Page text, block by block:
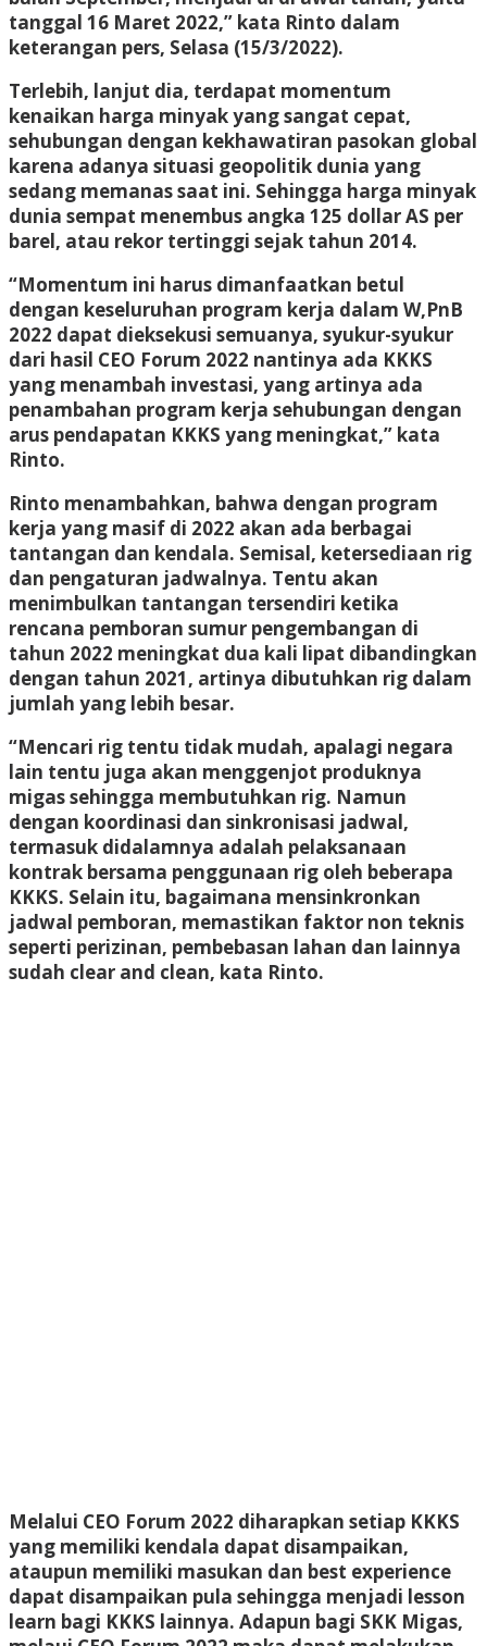
tanggal 16 Maret 2022,” kata Rinto dalam
keterangan pers, Selasa (15/3/2022).
Terlebih, lanjut dia, terdapat momentum
kenaikan harga minyak yang sangat cepat,
sehubungan dengan kekhawatiran pasokan global
karena adanya situasi geopolitik dunia yang
sedang memanas saat ini. Sehingga harga minyak
dunia sempat menembus angka 125 dollar AS per
barel, atau rekor tertinggi sejak tahun 2014.
“Momentum ini harus dimanfaatkan betul
dengan keseluruhan program kerja dalam W,PnB
2022 dapat dieksekusi semuanya, syukur-syukur
dari hasil CEO Forum 2022 nantinya ada KKKS
yang menambah investasi, yang artinya ada
penambahan program kerja sehubungan dengan
arus pendapatan KKKS yang meningkat,” kata
Rinto.
Rinto menambahkan, bahwa dengan program
kerja yang masif di 2022 akan ada berbagai
tantangan dan kendala. Semisal, ketersediaan rig
dan pengaturan jadwalnya. Tentu akan
menimbulkan tantangan tersendiri ketika
rencana pemboran sumur pengembangan di
tahun 2022 meningkat dua kali lipat dibandingkan
dengan tahun 2021, artinya dibutuhkan rig dalam
jumlah yang lebih besar.
“Mencari rig tentu tidak mudah, apalagi negara
lain tentu juga akan menggenjot produknya
migas sehingga membutuhkan rig. Namun
dengan koordinasi dan sinkronisasi jadwal,
termasuk didalamnya adalah pelaksanaan
kontrak bersama penggunaan rig oleh beberapa
KKKS. Selain itu, bagaimana mensinkronkan
jadwal pemboran, memastikan faktor non teknis
seperti perizinan, pembebasan lahan dan lainnya
sudah clear and clean, kata Rinto.
Melalui CEO Forum 2022 diharapkan setiap KKKS
yang memiliki kendala dapat disampaikan,
ataupun memiliki masukan dan best experience
dapat disampaikan pula sehingga menjadi lesson
learn bagi KKKS lainnya. Adapun bagi SKK Migas,